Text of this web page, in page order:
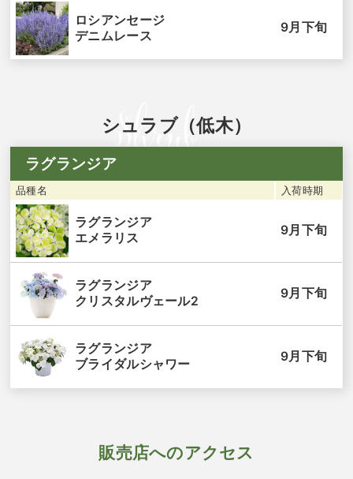
ロシアンセージ
デニムレース
9月下旬
シュラブ（低木）
ラグランジア
品種名 入荷時期
ラグランジア
エメラリス
9月下旬
ラグランジア
クリスタルヴェール2
9月下旬
ラグランジア
ブライダルシャワー
9月下旬
販売店へのアクセス